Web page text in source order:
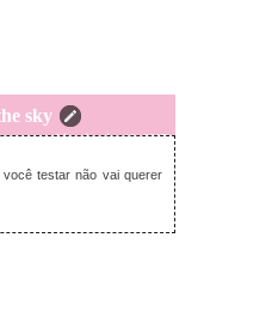
sky
terça-feira, janeiro 10, 2017
você testar não vai querer